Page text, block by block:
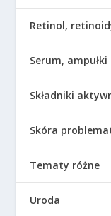
Retinol,
Serum,
Składniki
Skóra
Tematy różne
Uroda